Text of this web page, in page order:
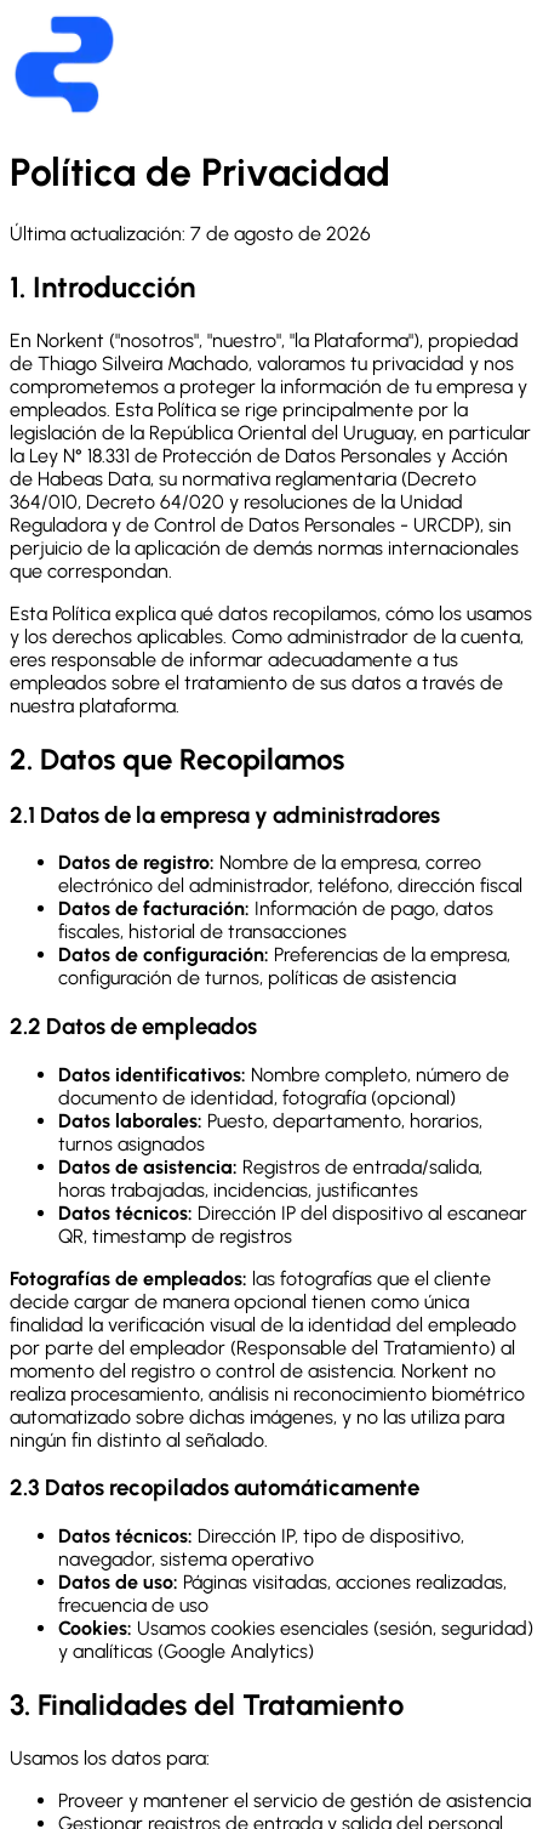
Política de Privacidad
Última actualización: 7 de agosto de 2026
1. Introducción
En Norkent ("nosotros", "nuestro", "la Plataforma"), propiedad
de Thiago Silveira Machado, valoramos tu privacidad y nos
comprometemos a proteger la información de tu empresa y
empleados. Esta Política se rige principalmente por la
legislación de la República Oriental del Uruguay, en particular
la Ley N° 18.331 de Protección de Datos Personales y Acción
de Habeas Data, su normativa reglamentaria (Decreto
364/010, Decreto 64/020 y resoluciones de la Unidad
Reguladora y de Control de Datos Personales - URCDP), sin
perjuicio de la aplicación de demás normas internacionales
que correspondan.
Esta Política explica qué datos recopilamos, cómo los usamos
y los derechos aplicables. Como administrador de la cuenta,
eres responsable de informar adecuadamente a tus
empleados sobre el tratamiento de sus datos a través de
nuestra plataforma.
2. Datos que Recopilamos
2.1 Datos de la empresa y administradores
Datos de registro: Nombre de la empresa, correo
electrónico del administrador, teléfono, dirección fiscal
Datos de facturación: Información de pago, datos
fiscales, historial de transacciones
Datos de configuración: Preferencias de la empresa,
configuración de turnos, políticas de asistencia
2.2 Datos de empleados
Datos identificativos: Nombre completo, número de
documento de identidad, fotografía (opcional)
Datos laborales: Puesto, departamento, horarios,
turnos asignados
Datos de asistencia: Registros de entrada/salida,
horas trabajadas, incidencias, justificantes
Datos técnicos: Dirección IP del dispositivo al escanear
QR, timestamp de registros
Fotografías de empleados: las fotografías que el cliente
decide cargar de manera opcional tienen como única
finalidad la verificación visual de la identidad del empleado
por parte del empleador (Responsable del Tratamiento) al
momento del registro o control de asistencia. Norkent no
realiza procesamiento, análisis ni reconocimiento biométrico
automatizado sobre dichas imágenes, y no las utiliza para
ningún fin distinto al señalado.
2.3 Datos recopilados automáticamente
Datos técnicos: Dirección IP, tipo de dispositivo,
navegador, sistema operativo
Datos de uso: Páginas visitadas, acciones realizadas,
frecuencia de uso
Cookies: Usamos cookies esenciales (sesión, seguridad)
y analíticas (Google Analytics)
3. Finalidades del Tratamiento
Usamos los datos para:
Proveer y mantener el servicio de gestión de asistencia
Gestionar registros de entrada y salida del personal